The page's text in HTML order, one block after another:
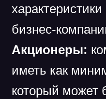
бизнес-
Акционеры:
иметь как
который может